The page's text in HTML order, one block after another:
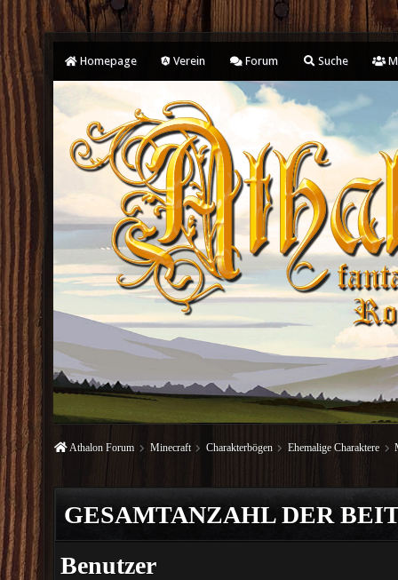
Homepage Verein Forum Suche
Athalon Forum Minecraft Charakterbögen Ehemalige Charaktere
GESAMTANZAHL DER
Benutzer